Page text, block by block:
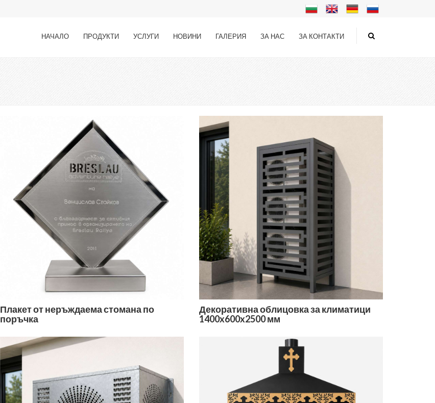
НАЧАЛО ПРОДУКТИ УСЛУГИ НОВИНИ ГАЛЕРИЯ ЗА НАС ЗА КОНТАКТИ
Плакет от неръждаема стомана по
поръчка
Декоративна облицовка за климатици
1400x600x2500 мм